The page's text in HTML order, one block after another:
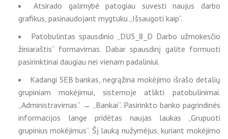
Atsirado galimybė patogiau suvesti naujus darbo
grafikus, pasinaudojant mygtuku „Išsaugoti kaip“.
Patobulintas spausdinio „DU5_8_D Darbo užmokesčio
žiniaraštis“ formavimas. Dabar spausdinį galite formuoti
pasirinktinai daugiau nei vienam padaliniui.
Kadangi SEB bankas, negrąžina mokėjimo išrašo detalių
grupiniam mokėjimui, sistemoje atlikti patobulinimai.
„Administravimas“ → „Bankai“. Pasirinkto banko pagrindinės
informacijos lange pridėtas naujas laukas „Grupuoti
grupinius mokėjimus“. Šį lauką nužymėjus, kuriant mokėjimo